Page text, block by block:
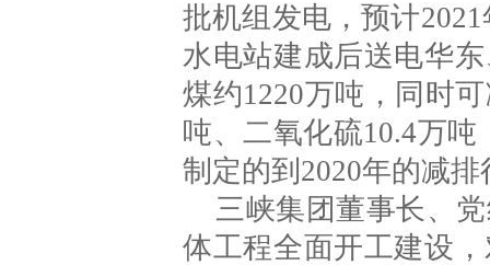
批机组发电，预计
水电站建成后送电华
煤约1220万吨，同时
吨、二氧化硫10.4万
制定的到2020年的减
三峡集团董事长、党
体工程全面开工建设